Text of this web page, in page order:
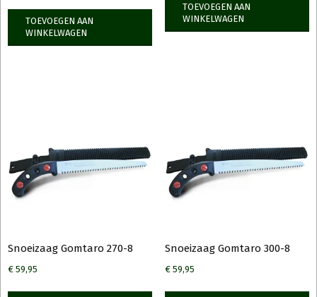
TOEVOEGEN AAN
WINKELWAGEN
TOEVOEGEN AAN
WINKELWAGEN
Snoeizaag Gomtaro 270-8
€ 59,95
Snoeizaag Gomtaro 300-8
€59,95